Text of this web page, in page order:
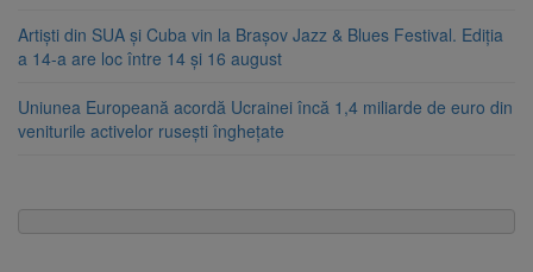
Artiști din SUA și Cuba vin la Brașov Jazz & Blues Festival. Ediția
a 14-a are loc între 14 și 16 august
Uniunea Europeană acordă Ucrainei încă 1,4 miliarde de euro din
veniturile activelor rusești înghețate